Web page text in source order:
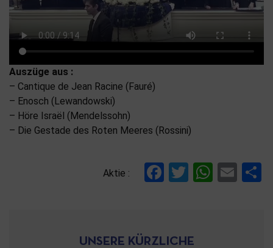
Auszüge aus :
– Cantique de Jean Racine (Fauré)
– Enosch (Lewandowski)
– Höre Israël (Mendelssohn)
– Die Gestade des Roten Meeres (Rossini)
Aktie : Facebook
Twitter
UNSERE KÜRZLICHE